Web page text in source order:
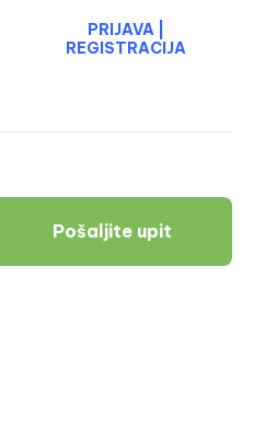
PRIJAVA
REGISTRACIJA
Pošaljite upit